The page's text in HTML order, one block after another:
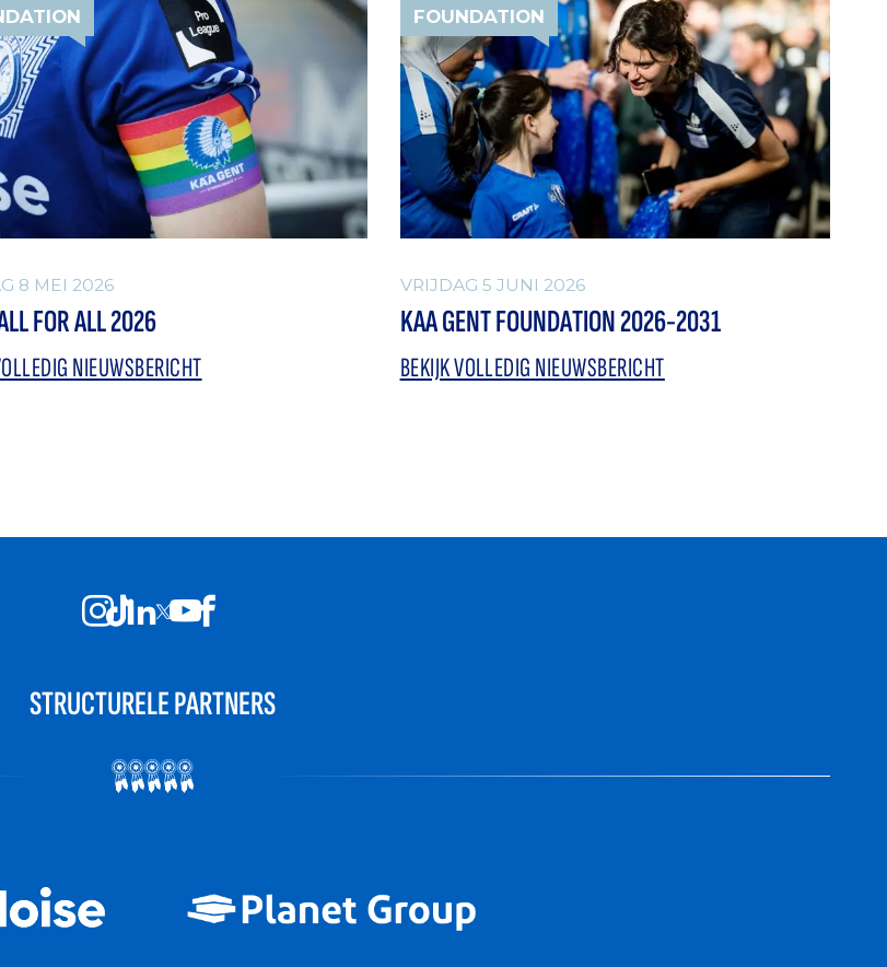
8 MEI 2026
FOR ALL 2026
NIEUWSBERICHT
FOUNDATION
VRIJDAG 5 JUNI 2026
KAA GENT FOUNDATION 2026-2031
BEKIJK VOLLEDIG NIEUWSBERICHT
STRUCTURELE PARTNERS